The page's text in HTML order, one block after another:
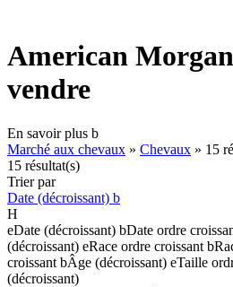
American
vendre
En savoir plus b
Marché aux chevaux » Chevaux » 15
15 résultat(s)
Trier par
Date (décroissant) b
H
eDate (décroissant) bDate ordre
(décroissant) eRace ordre croissant b
croissant bÂge (décroissant) eTaille
(décroissant)